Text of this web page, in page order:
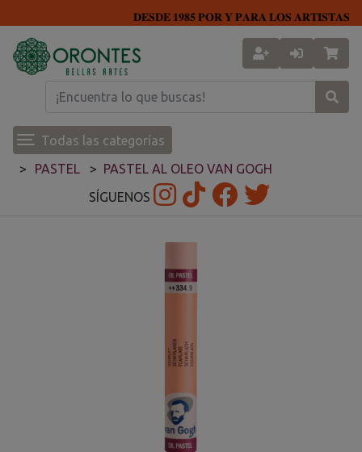
𝐃𝐄𝐒𝐃𝐄 𝟏𝟗𝟖𝟓 𝐏𝐎𝐑 𝐘 𝐏𝐀𝐑𝐀 𝐋𝐎𝐒 𝐀𝐑𝐓𝐈𝐒𝐓𝐀𝐒
Todas las categorías
PASTEL
PASTEL AL OLEO VAN GOGH
SÍGUENOS